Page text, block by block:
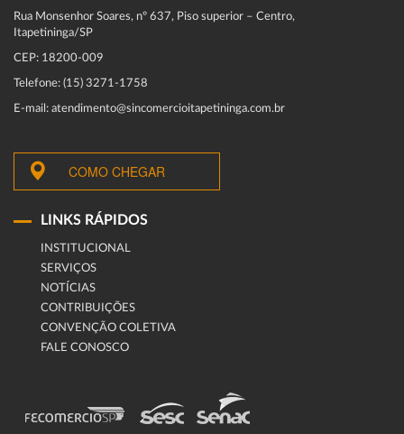
Rua Monsenhor Soares, nº 637, Piso superior – Centro,
Itapetininga/SP
CEP: 18200-009
Telefone: (15) 3271-1758
E-mail: atendimento@sincomercioitapetininga.com.br
COMO CHEGAR
LINKS RÁPIDOS
INSTITUCIONAL
SERVIÇOS
NOTÍCIAS
CONTRIBUIÇÕES
CONVENÇÃO COLETIVA
FALE CONOSCO